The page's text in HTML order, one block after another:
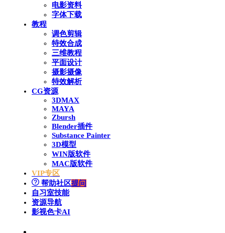
电影资料
字体下载
教程
调色剪辑
特效合成
三维教程
平面设计
摄影摄像
特效解析
CG资源
3DMAX
MAYA
Zbursh
Blender插件
Substance Painter
3D模型
WIN版软件
MAC版软件
VIP专区
帮助社区提问
自习室技能
资源导航
影视色卡AI